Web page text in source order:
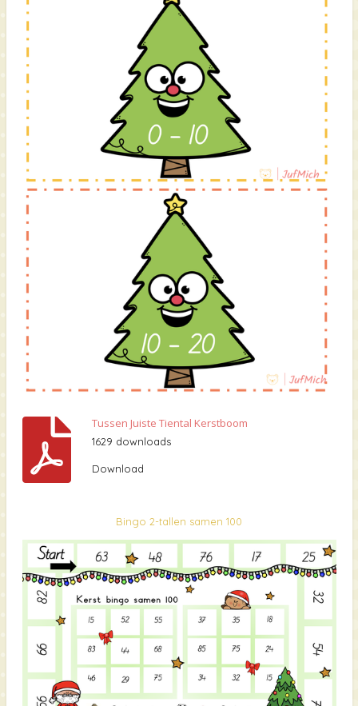
Tussen Juiste Tiental Kerstboom
1629 downloads
Download
Bingo 2-tallen samen 100